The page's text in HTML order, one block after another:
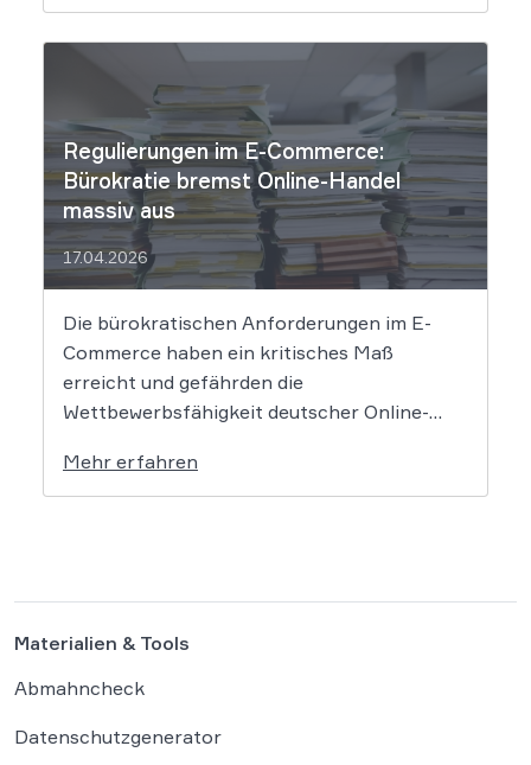
was Shop-Betreiber jetzt umsetzen müssen,
um Abmahnungen zu vermeiden. Bisher
Widerrufsbelehrung über […]
Regulierungen im E-Commerce:
Bürokratie bremst Online-Handel
massiv aus
17.04.2026
Die bürokratischen Anforderungen im E-
Commerce haben ein kritisches Maß
erreicht und gefährden die
Wettbewerbsfähigkeit deutscher Online-
Händlerbundes belegt, dass nahezu alle
befragten Unternehmen unter der
wahrgenommen. Der Online-Handel sieht
sich mit einer […]
Mehr erfahren
Materialien & Tools
Abmahncheck
Datenschutzgenerator